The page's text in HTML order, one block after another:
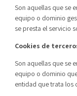
Son aquellas que se
equipo o dominio
se presta el servicio
Cookies de
Son aquellas que se
equipo o dominio
entidad que trata los